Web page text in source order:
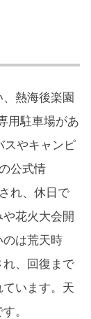
熱海後楽園
用駐車場があ
スやキャンピ
公式情
れ、休日で
花火大会開
のは荒天時
、回復まで
います。天
。